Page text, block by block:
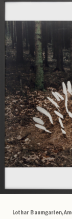
Lothar Baumgarten,